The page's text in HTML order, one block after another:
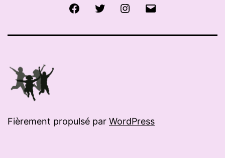
FacebookTwitter Instagram
Fièrement propulsé par WordPress